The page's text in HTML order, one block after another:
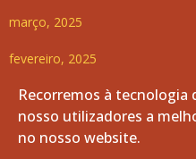
março, 2025
fevereiro, 2025
janeiro, 2025
dezembro, 2024
Recorremos à tecnologia
nosso utilizadores a
no nosso website.